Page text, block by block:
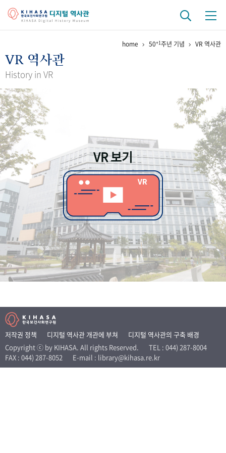
걸어온 길 기관 변천사
연구 역사
정책과 연구
간행물 변천사
기록물 아카이브
사진 아카이브 문서 기록물 행정박물 영상 기록물
50 주년 기념
성과 50선 숫자로 보는 50년 50 +1주년 광장
세계와 함께 한 KIHASA
VR 역사관
home 50+1주년 기념 VR 역사관
VR 역사관
History in VR
VR 보기
저작권 정책 디지털 역사관 개관에 부쳐
디지털 역사관의 구축 배경
Copyright ⓒ by KIHASA. All rights Reserved.
TEL : 044) 287-8004
FAX : 044) 287-8052
E-mail : library@kihasa.re.kr